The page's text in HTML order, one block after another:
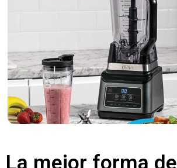
La mejor forma de